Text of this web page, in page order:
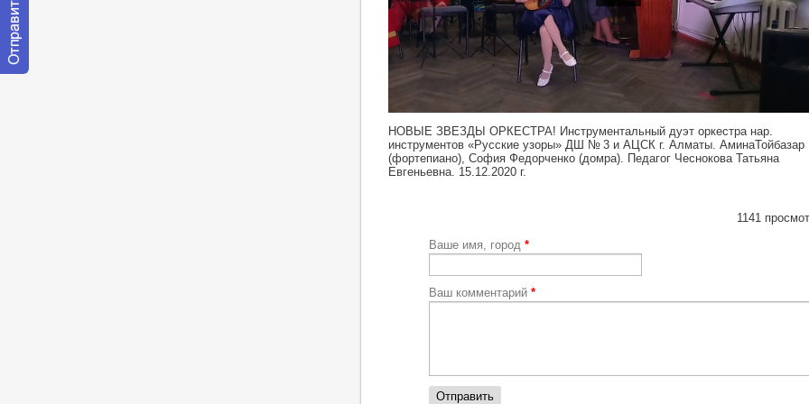
НОВЫЕ ЗВЕЗДЫ ОРКЕСТРА! Инструментальный дуэт оркестра нар.
инструментов «Русские узоры» ДШ № 3 и АЦСК г. Алматы. АминаТойбазар
(фортепиано), София Федорченко (домра). Педагог Чеснокова Татьяна
Евгеньевна. 15.12.2020 г.
1141
Ваше имя, город *
Ваш комментарий *